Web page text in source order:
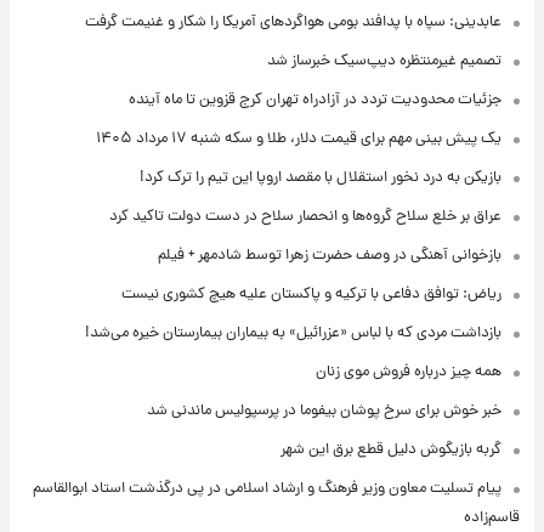
عابدینی: سپاه با پدافند بومی هواگردهای آمریکا را شکار و غنیمت گرفت
تصمیم غیرمنتظره دیپ‌سیک خبرساز شد
جزئیات محدودیت تردد در آزادراه تهران کرج قزوین تا ماه آینده
یک پیش ‌بینی مهم برای قیمت دلار، طلا و سکه شنبه ۱۷ مرداد ۱۴۰۵
بازیکن به درد نخور استقلال با مقصد اروپا این تیم را ترک کرد!
عراق بر خلع سلاح گروه‌ها و انحصار سلاح در دست دولت تاکید کرد
بازخوانی آهنگی در وصف حضرت زهرا توسط شادمهر + فیلم
ریاض: توافق دفاعی با ترکیه و پاکستان علیه هیچ کشوری نیست
بازداشت مردی که با لباس «عزرائیل» به بیماران بیمارستان خیره می‌شد!
همه چیز درباره فروش موی زنان
خبر خوش برای سرخ پوشان بیفوما در پرسپولیس ماندنی شد
گربه بازیگوش دلیل قطع برق این شهر
پیام تسلیت معاون وزیر فرهنگ و ارشاد اسلامی در پی درگذشت استاد ابوالقاسم
قاسم‌زاده